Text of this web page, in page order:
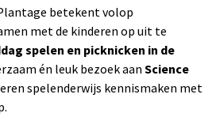
betekent volop
met de kinderen op uit te
spelen en picknicken in de
én leuk bezoek aan Science
spelenderwijs kennismaken met